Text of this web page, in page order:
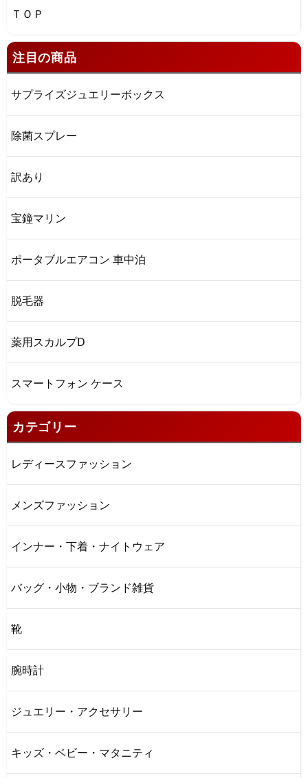
ＴＯＰ
注目の商品
サプライズジュエリーボックス
除菌スプレー
訳あり
宝鐘マリン
ポータブルエアコン 車中泊
脱毛器
薬用スカルプD
スマートフォン ケース
カテゴリー
レディースファッション
メンズファッション
インナー・下着・ナイトウェア
バッグ・小物・ブランド雑貨
靴
腕時計
ジュエリー・アクセサリー
キッズ・ベビー・マタニティ